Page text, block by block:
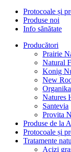
Protocoale și
Produse noi
Info sănătate
Producători
Prairie
Natural
Konig
New
Natures
Santevia
Provita
Produse de la
Protocoale și
Tratamente
Acizi